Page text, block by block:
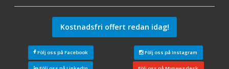
Kostnadsfri offert redan idag!
Följ oss på Facebook Följ oss på Instagram